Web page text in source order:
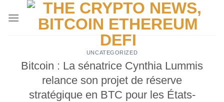
UNCATEGORIZED
Bitcoin : La sénatrice Cynthia Lummis
relance son projet de réserve
stratégique en BTC pour les États-